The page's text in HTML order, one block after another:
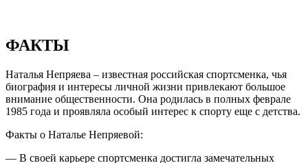
ФАКТЫ
Наталья Непряева – известная российская спортсменка, чья
биография и интересы личной жизни привлекают большое
внимание общественности. Она родилась в полных феврале
1985 года и проявляла особый интерес к спорту еще с детства.
Факты о Наталье Непряевой:
— В своей карьере спортсменка достигла замечательных